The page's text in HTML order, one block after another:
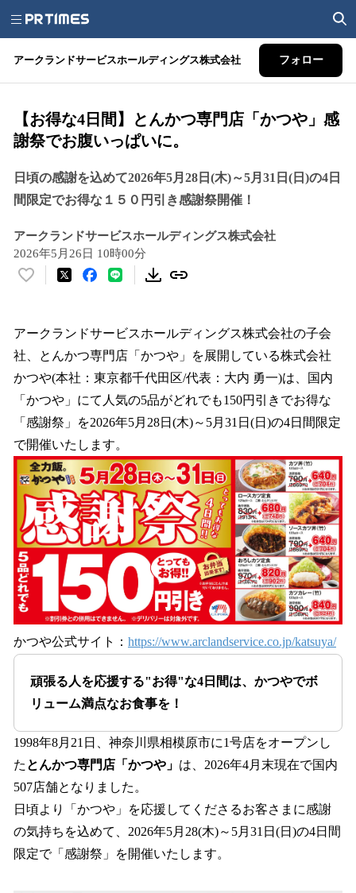
アークランドサービスホールディングス株式会社 フォロー
【お得な4日間】とんかつ専門店「かつや」感
謝祭でお腹いっぱいに。
日頃の感謝を込めて2026年5月28日(木)～5月31日(日)の4日
間限定でお得な１５０円引き感謝祭開催！
アークランドサービスホールディングス株式会社
2026年5月26日 10時00分
い
！
を
読
み
込
み
中
で
す
アークランドサービスホールディングス株式会社の⼦会
社、とんかつ専⾨店「かつや」を展開している株式会社
かつや(本社：東京都千代⽥区/代表：⼤内 勇⼀)は、国内
「かつや」にて人気の5品がどれでも150円引きでお得な
「感謝祭」を2026年5月28日(木)～5月31日(日)の4日間限定
で開催いたします。
かつや公式サイト： https://www.arclandservice.co.jp/katsuya/
頑張る人を応援する"お得"な4日間は、かつやでボ
リューム満点なお食事を！
1998年8月21日、神奈川県相模原市に1号店をオープンし
た とんかつ専門店「かつや」 は、2026年4月末現在で国内
507店舗となりました。
日頃より「かつや」を応援してくださるお客さまに感謝
の気持ちを込めて、2026年5月28(木)～5月31日(日)の4日間
限定で「感謝祭」を開催いたします。